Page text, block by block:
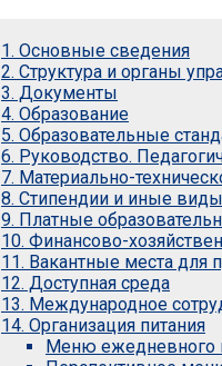
1. Основные сведения
2. Структура и органы
3. Документы
4. Образование
5. Образовательные
6. Руководство.
7. Материально-
8. Стипендии и иные
9. Платные
10. Финансово-
11. Вакантные места для
12. Доступная среда
13. Международное
14. Организация питания
Меню ежедневного